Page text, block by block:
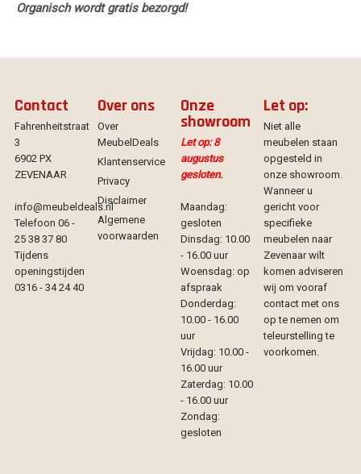
Organisch wordt gratis bezorgd!
Contact
Fahrenheitstraat
3
6902 PX
ZEVENAAR
info@meubeldeals.nl
Telefoon 06 -
25 38 37 80
Tijdens
openingstijden
0316 - 34 24 40
Over ons
Over
MeubelDeals
Klantenservice
Privacy
Disclaimer
Algemene
voorwaarden
Onze
showroom
Let op: 8
augustus
gesloten.
Maandag:
gesloten
Dinsdag: 10.00
- 16.00 uur
Woensdag: op
afspraak
Donderdag:
10.00 - 16.00
uur
Vrijdag: 10.00 -
16.00 uur
Zaterdag: 10.00
- 16.00 uur
Zondag:
gesloten
Let op:
Niet alle
meubelen staan
opgesteld in
onze showroom.
Wanneer u
gericht voor
specifieke
meubelen naar
Zevenaar wilt
komen adviseren
wij om vooraf
contact met ons
op te nemen om
teleurstelling te
voorkomen.